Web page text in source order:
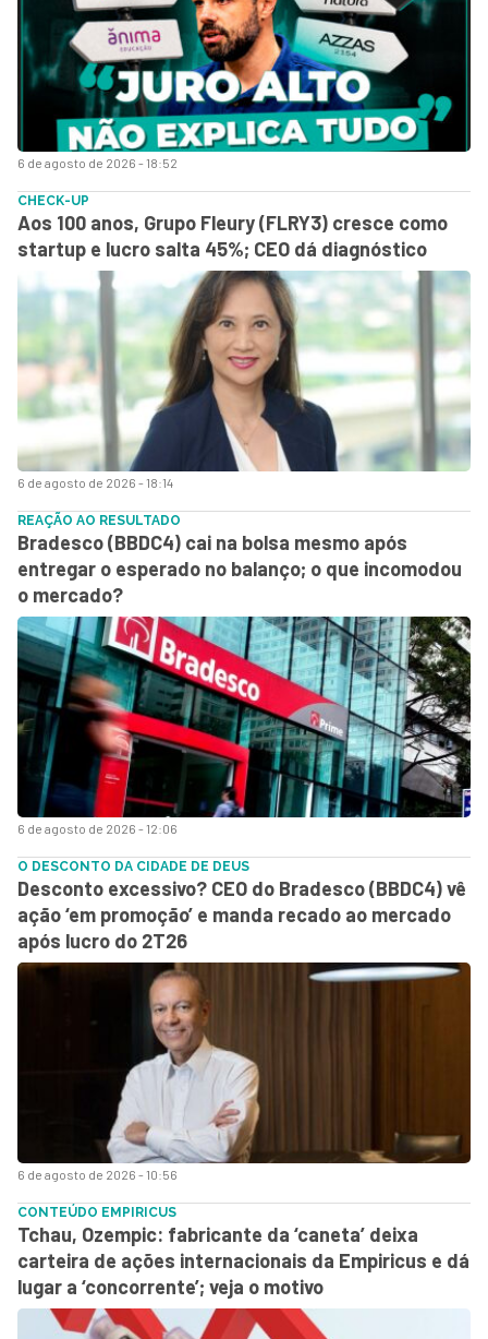
6 de agosto de 2026 - 18:52
6 de agosto de 2026 - 18:14
CHECK-UP
Aos 100 anos, Grupo Fleury (FLRY3) cresce como
startup e lucro salta 45%; CEO dá diagnóstico
6 de agosto de 2026 - 12:06
REAÇÃO AO RESULTADO
Bradesco (BBDC4) cai na bolsa mesmo após
entregar o esperado no balanço; o que incomodou
o mercado?
6 de agosto de 2026 - 10:56
O DESCONTO DA CIDADE DE DEUS
Desconto excessivo? CEO do Bradesco (BBDC4) vê
ação ‘em promoção’ e manda recado ao mercado
após lucro do 2T26
CONTEÚDO EMPIRICUS
Tchau, Ozempic: fabricante da ‘caneta’ deixa
carteira de ações internacionais da Empiricus e dá
lugar a ‘concorrente’; veja o motivo